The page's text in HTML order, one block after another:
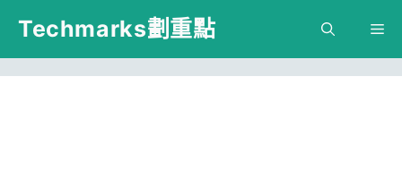
跳
主
Techmarks劃重點